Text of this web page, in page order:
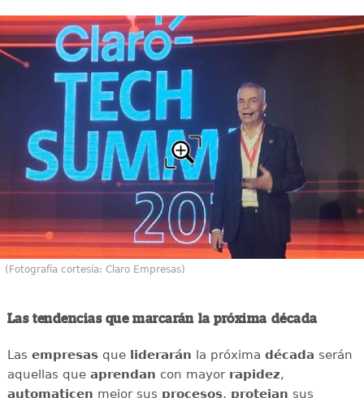
(Fotografía cortesía: Claro Empresas)
Las tendencias que marcarán la próxima década
Las empresasqueliderarán la próxima década serán
aquellas queaprendan con mayor rapidez,
automaticen mejor sus procesos, protejan sus